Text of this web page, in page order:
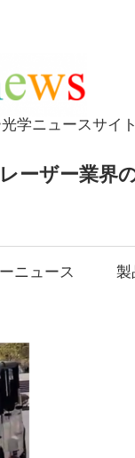
学ニュースサイト
レーザー業界
ニュース